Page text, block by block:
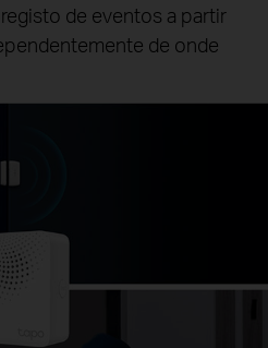
de eventos a partir
de onde